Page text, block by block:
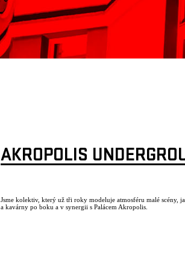
AKROPOLIS
Jsme kolektiv, který už tři roky modeluje atmosféru malé scény,
a kavárny po boku a v synergii s Palácem Akropolis.